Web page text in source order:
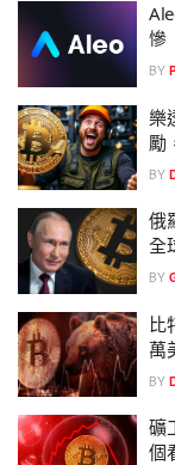
慘
BY
樂
勵
BY
俄
全
BY
比
萬
BY
礦
個